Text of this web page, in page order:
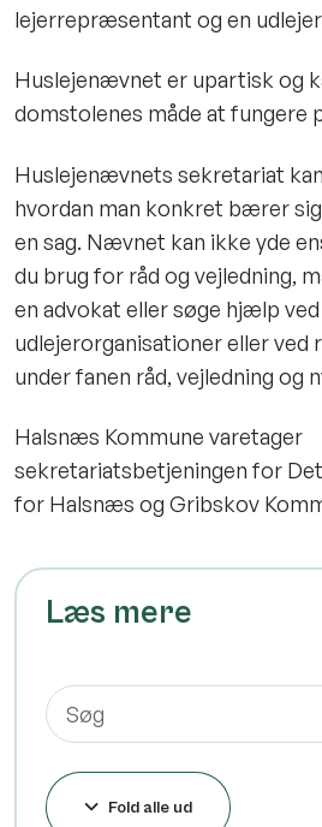
lejerrepræsentant og en
Huslejenævnet er upartisk og
domstolenes måde at fungere
Huslejenævnets sekretariat
hvordan man konkret bærer
en sag. Nævnet kan ikke yde
du brug for råd og vejledning,
en advokat eller søge hjælp
udlejerorganisationer eller ved
under fanen råd, vejledning og
Halsnæs Kommune varetager
sekretariatsbetjeningen for
for Halsnæs og Gribskov
Læs mere
Fold alle ud